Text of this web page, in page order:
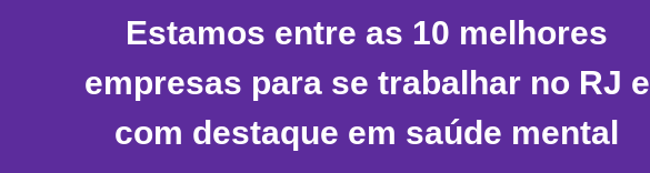
Estamos entre as 10 melhores
empresas para se trabalhar no RJ e
com destaque em saúde mental